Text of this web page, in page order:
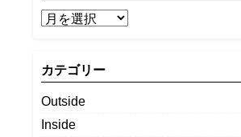
カテゴリー
Outside
Inside